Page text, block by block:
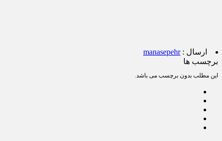
ارسال :manasepehr
برچسب ها
این مطلب بدون برچسب می باشد.